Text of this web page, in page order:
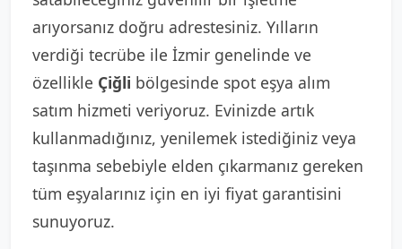
arıyorsanız doğru adrestesiniz. Yılların
verdiği tecrübe ile İzmir genelinde ve
özellikle Çiğli bölgesinde spot eşya alım
satım hizmeti veriyoruz. Evinizde artık
kullanmadığınız, yenilemek istediğiniz veya
taşınma sebebiyle elden çıkarmanız gereken
tüm eşyalarınız için en iyi fiyat garantisini
sunuyoruz.